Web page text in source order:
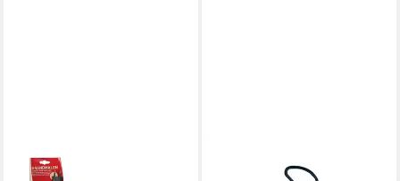
PEBARO
Kreativset Brandmalkolben-
Kreativset Kastanienhalter,